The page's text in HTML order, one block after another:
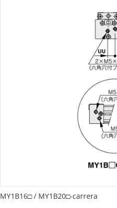
MY1B16□ / MY1B20□-carrera